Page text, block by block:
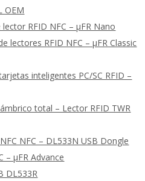
OEM
lector RFID NFC – μFR Nano
lectores RFID NFC – μFR Classic
inteligentes PC/SC RFID –
total – Lector RFID TWR
NFC – DL533N USB Dongle
– μFR Advance
DL533R